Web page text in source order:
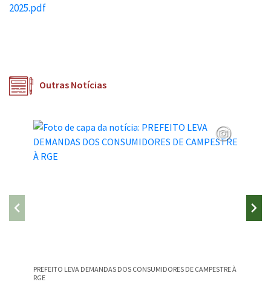
2025.pdf
Outras Notícias
PREFEITO LEVA DEMANDAS DOS CONSUMIDORES DE CAMPESTRE À
RGE